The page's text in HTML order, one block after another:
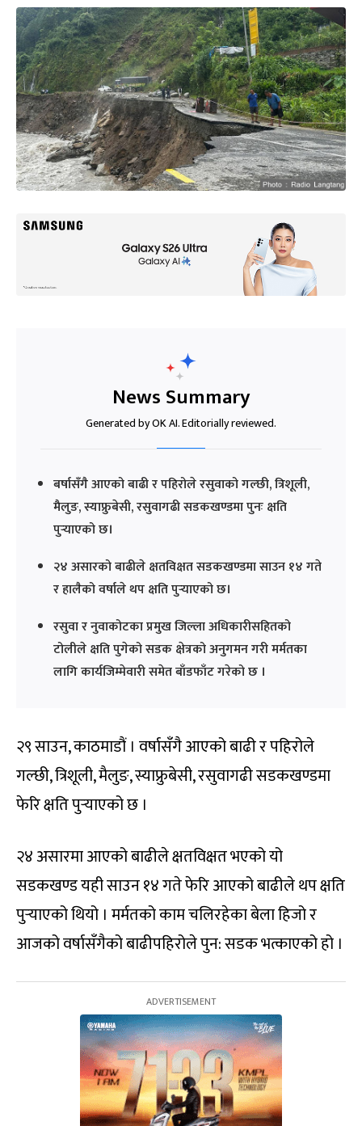
News Summary
Generated by OK AI. Editorially reviewed.
बर्षासँगै आएको बाढी र पहिरोले रसुवाको गल्छी, त्रिशूली,
मैलुङ, स्याफ्रुबेसी, रसुवागढी सडकखण्डमा पुनः क्षति
पुर्‍याएको छ।
२४ असारको बाढीले क्षतविक्षत सडकखण्डमा साउन १४ गते
र हालैको वर्षाले थप क्षति पुर्‍याएको छ।
रसुवा र नुवाकोटका प्रमुख जिल्ला अधिकारीसहितको
टोलीले क्षति पुगेको सडक क्षेत्रको अनुगमन गरी मर्मतका
लागि कार्यजिम्मेवारी समेत बाँडफाँट गरेको छ ।
२९ साउन, काठमाडौं । वर्षासँगै आएको बाढी र पहिरोले
गल्छी, त्रिशूली, मैलुङ, स्याफ्रुबेसी, रसुवागढी सडकखण्डमा
फेरि क्षति पुर्‍याएको छ ।
२४ असारमा आएको बाढीले क्षतविक्षत भएको यो
सडकखण्ड यही साउन १४ गते फेरि आएको बाढीले थप क्षति
पुर्‍याएको थियो । मर्मतको काम चलिरहेका बेला हिजो र
आजको वर्षासँगैको बाढीपहिरोले पुन: सडक भत्काएको हो ।